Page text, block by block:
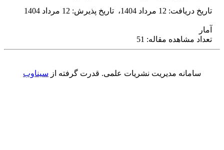
تاریخ دریافت: 12 مرداد 1404 ، تاریخ پذیرش: 12 مرداد 1404
آمار
تعداد مشاهده مقاله: 51
سامانه مدیریت نشریات علمی. قدرت گرفته از سیناوب